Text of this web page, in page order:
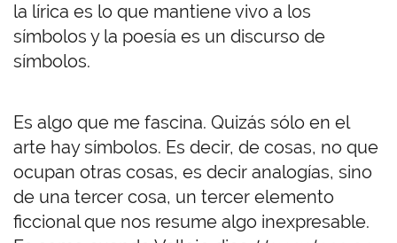
la lírica es lo que mantiene vivo a los
símbolos y la poesía es un discurso de
símbolos.
Es algo que me fascina. Quizás sólo en el
arte hay símbolos. Es decir, de cosas, no que
ocupan otras cosas, es decir analogías, sino
de una tercer cosa, un tercer elemento
ficcional que nos resume algo inexpresable.